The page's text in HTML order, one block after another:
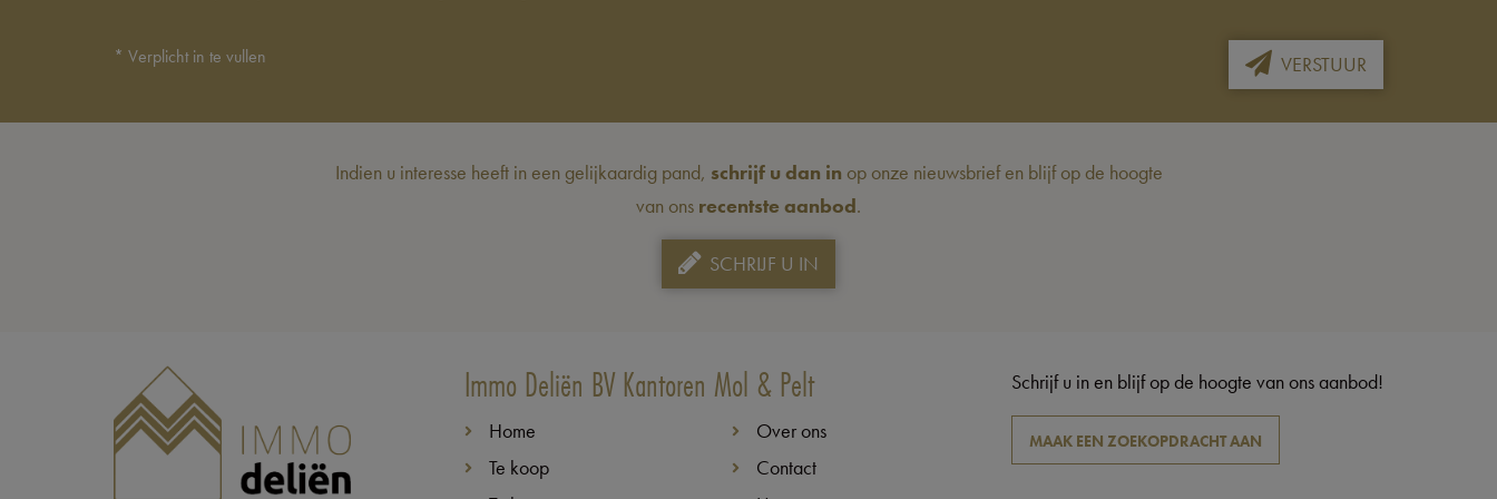
* Verplicht in te vullen VERSTUUR
Indien u interesse heeft in een gelijkaardig pand, schrijf u dan in op onze nieuwsbrief en blijf op de hoogte
van ons recentste aanbod.
SCHRIJF U IN
Immo Deliën BV Kantoren Mol & Pelt
Home
Te koop
Over ons
Contact
Schrijf u in en blijf op de hoogte van ons aanbod!
MAAK EEN ZOEKOPDRACHT AAN